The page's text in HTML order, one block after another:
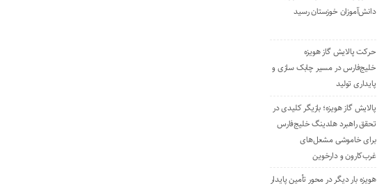
دانش‌آموزان خوزستان رسید
حرکت پالایش گاز هویزه
خلیج‌فارس در مسیر چابک سازی و
پایداری تولید
پالایش گاز هویزه؛ بازیگر کلیدی در
تحقق راهبرد هلدینگ خلیج‌فارس
برای خاموشی مشعل‌های
غرب‌کارون و دارخوین
هویزه بار دیگر در محور تأمین پایدار